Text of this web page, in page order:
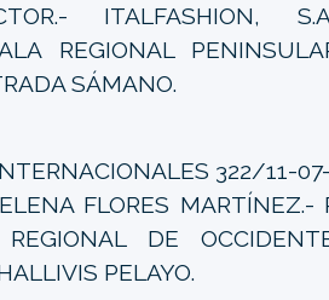
ITALFASHION,
REGIONAL
SÁMANO.
322/11-
FLORES MARTÍNEZ.-
DE
PELAYO.